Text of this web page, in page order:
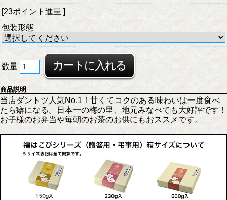
[23ポイント進呈 ]
包装形態
数量
商品説明
当店ダントツ人気No.1！甘くてコクのある味わいは一度食べ
たら癖になる。日本一の梅の里、地元みなべでも大好評です！
お子様のお弁当や毎朝のお茶のお供にもおススメです。